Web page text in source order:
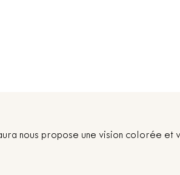
nous propose une vision colorée et